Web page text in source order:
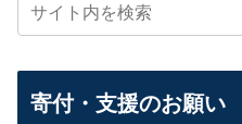
寄付・支援のお願い